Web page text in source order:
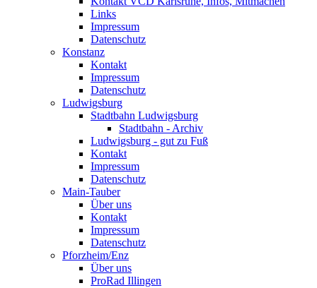
Links
Impressum
Datenschutz
Konstanz
Kontakt
Impressum
Datenschutz
Ludwigsburg
Stadtbahn Ludwigsburg
Stadtbahn - Archiv
Ludwigsburg - gut zu Fuß
Kontakt
Impressum
Datenschutz
Main-Tauber
Über uns
Kontakt
Impressum
Datenschutz
Pforzheim/Enz
Über uns
ProRad Illingen